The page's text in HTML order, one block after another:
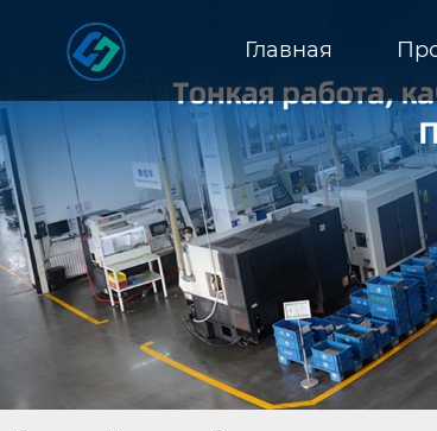
Главная